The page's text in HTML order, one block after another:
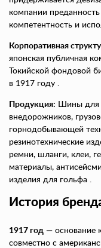
компании
компетентность и
Корпоративная
японская публичная
Токийской фондовой
в 1917 году .
Продукция: Шины для
внедорожников,
горнодобывающей
резинотехнические
ремни, шланги, клеи,
материалы,
изделия для гольфа .
История
1917 год — основание
совместно с